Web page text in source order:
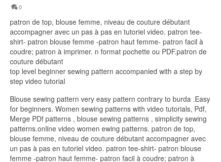
0
patron de top, blouse femme, niveau de couture débutant
accompagner avec un pas à pas en tutoriel video. patron tee-
shirt- patron blouse femme -patron haut femme- patron facil à
coudre; patron à imprimer. n format pochette ou PDF.patron de
couture débutant
top level beginner sewing pattern accompanied with a step by
step video tutorial
Blouse sewing pattern very easy pattern contrary to burda .Easy
for beginners. Women sewing patterns with video tutorials, Pdf,
Merge PDf patterns , blouse sewing patterns , simplicity sewing
patterns.online video women ewing patterns. patron de top,
blouse femme, niveau de couture débutant accompagner avec
un pas à pas en tutoriel video. patron tee-shirt- patron blouse
femme -patron haut femme- patron facil à coudre; patron à